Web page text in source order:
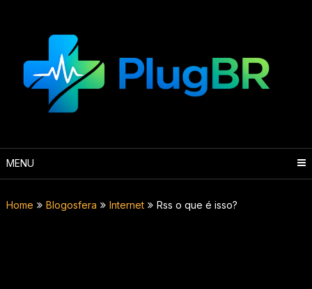
MENU
Home Blogosfera Internet Rss o que é isso?